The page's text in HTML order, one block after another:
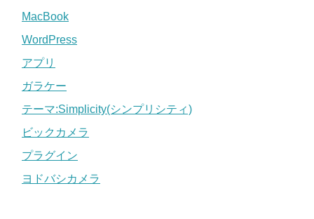
MacBook
WordPress
アプリ
ガラケー
テーマ:Simplicity(シンプリシティ)
ビックカメラ
プラグイン
ヨドバシカメラ